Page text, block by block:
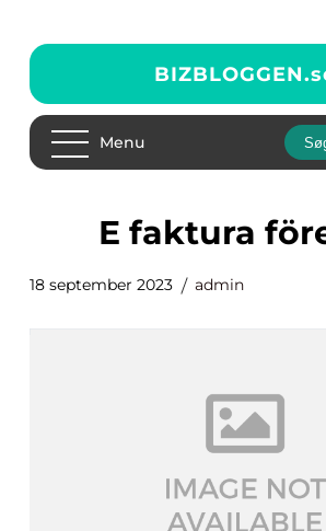
BIZBLOGGEN.
Menu
e faktura
18 september 2023 admin